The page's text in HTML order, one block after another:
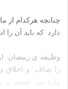
چنانچه هرکدام از
دارد که باید آن
وظیفه ی رمضان
را صاف و اخلاق و
وارد می شویم و